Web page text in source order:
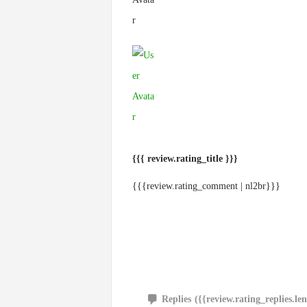
{{{ review.rating_title }}}
{{{review.rating_comment | nl2br}}}
Replies